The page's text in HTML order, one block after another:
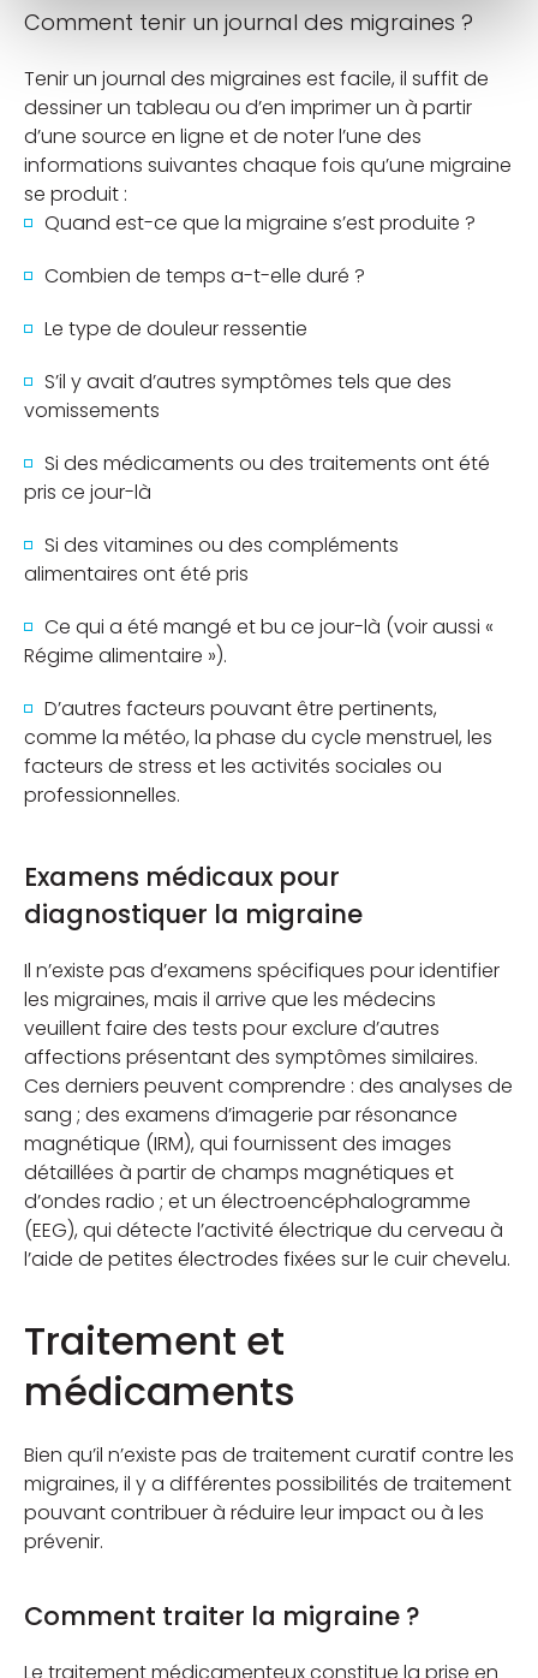
Comment tenir un journal des migraines ?
Tenir un journal des migraines est facile, il suffit de
dessiner un tableau ou d’en imprimer un à partir
d’une source en ligne et de noter l’une des
informations suivantes chaque fois qu’une migraine
se produit :
Quand est-ce que la migraine s’est produite ?
Combien de temps a-t-elle duré ?
Le type de douleur ressentie
S’il y avait d’autres symptômes tels que des
vomissements
Si des médicaments ou des traitements ont été
pris ce jour-là
Si des vitamines ou des compléments
alimentaires ont été pris
Ce qui a été mangé et bu ce jour-là (voir aussi «
Régime alimentaire »).
D’autres facteurs pouvant être pertinents,
comme la météo, la phase du cycle menstruel, les
facteurs de stress et les activités sociales ou
professionnelles.
Examens médicaux pour
diagnostiquer la migraine
Il n’existe pas d’examens spécifiques pour identifier
les migraines, mais il arrive que les médecins
veuillent faire des tests pour exclure d’autres
affections présentant des symptômes similaires.
Ces derniers peuvent comprendre : des analyses de
sang ; des examens d’imagerie par résonance
magnétique (IRM), qui fournissent des images
détaillées à partir de champs magnétiques et
d’ondes radio ; et un électroencéphalogramme
(EEG), qui détecte l’activité électrique du cerveau à
l’aide de petites électrodes fixées sur le cuir chevelu.
Traitement et
médicaments
Bien qu’il n’existe pas de traitement curatif contre les
migraines, il y a différentes possibilités de traitement
pouvant contribuer à réduire leur impact ou à les
prévenir.
Comment traiter la migraine ?